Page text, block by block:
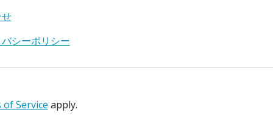
シーポリシー
of Service apply.